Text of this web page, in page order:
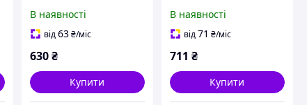
В наявності
від63 ₴/міс
630 ₴
Купити
(нержавійка) матова
В наявності
від71 ₴/міс
711 ₴
Купити